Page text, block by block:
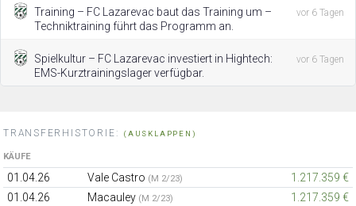
Training – FC Lazarevac baut das Training um –
Techniktraining führt das Programm an.
vor 6 Tagen
Spielkultur – FC Lazarevac investiert in Hightech:
EMS-Kurztrainingslager verfügbar.
vor 6 Tagen
TRANSFERHISTORIE: (AUSKLAPPEN)
KÄUFE
01.04.26 Vale Castro (M 2/23)
1.217.359 €
01.04.26
Macauley (M 2/23)
1.217.359 €